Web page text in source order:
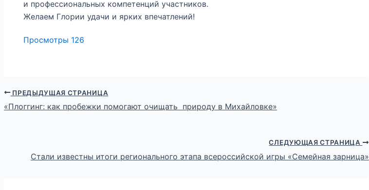
и профессиональных компетенций участников.
Желаем Глории удачи и ярких впечатлений!
Просмотры 126
ПРЕДЫДУЩАЯ СТРАНИЦА
«Плоггинг: как пробежки помогают очищать природу в Михайловке»
СЛЕДУЮЩАЯ СТРАНИЦА
Стали известны итоги регионального этапа всероссийской игры «Семейная зарница»